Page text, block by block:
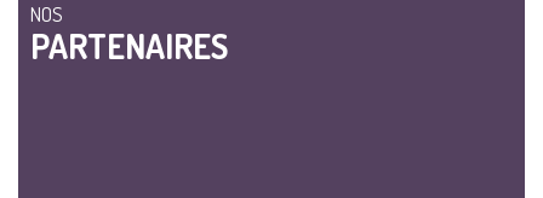
NOS
PARTENAIRES